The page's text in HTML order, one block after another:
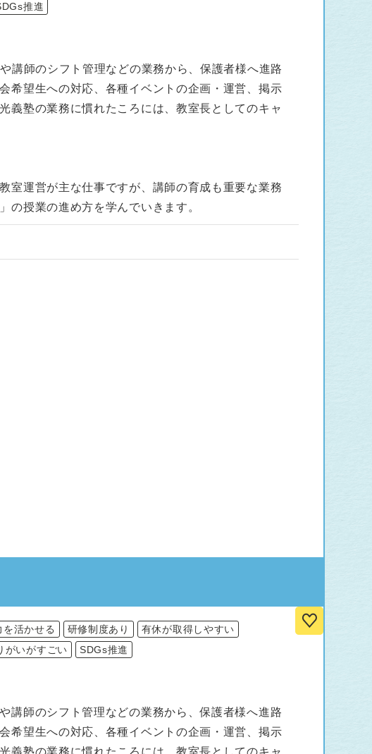
推進
講師のシフト管理などの業務から、保護者様へ進路
希望生への対応、各種イベントの企画・運営、掲示
義塾の業務に慣れたころには、教室長としてのキャ
室運営が主な仕事ですが、講師の育成も重要な業務
の授業の進め方を学んでいきます。
を活かせる 研修制度あり
有休が取得しやすい
がいがすごい SDGs推進
講師のシフト管理などの業務から、保護者様へ進路
希望生への対応、各種イベントの企画・運営、掲示